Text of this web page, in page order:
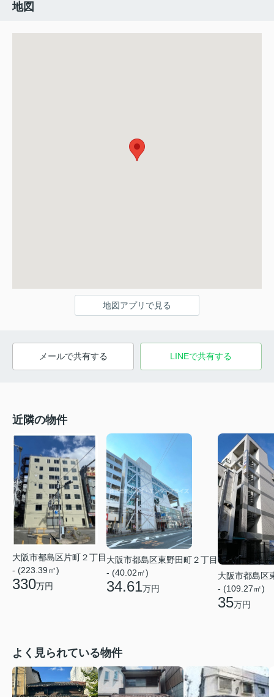
地図
地図アプリで見る
メールで共有する LINEで共有する
近隣の物件
大阪市都島区片町２丁目
- (223.39㎡)
330万円
大阪市都島区東野田町２丁目
- (40.02㎡)
34.61万円
大阪市都島区
- (109.27㎡)
35万円
よく見られている物件